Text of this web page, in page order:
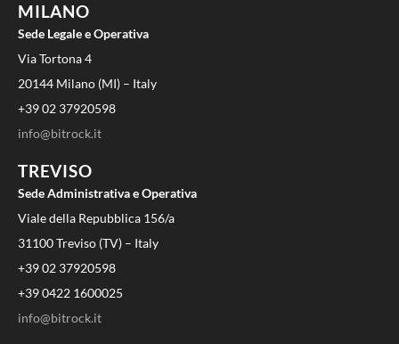
MILANO
Sede Legale e Operativa
Via Tortona 4
20144 Milano (MI) – Italy
+39 02 37920598
info@bitrock.it
TREVISO
Sede Administrativa e Operativa
Viale della Repubblica 156/a
31100 Treviso (TV) – Italy
+39 02 37920598
+39 0422 1600025
info@bitrock.it